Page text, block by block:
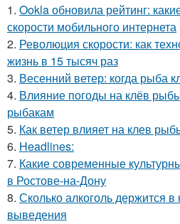
1. Ookla обновила рейтинг:
скорости мобильного интернета
2. Революция скорости: как
жизнь в 15 тысяч раз
3. Весенний ветер: когда рыба
4. Влияние погоды на клёв
рыбакам
5. Как ветер влияет на клев
6. Headlines:
7. Какие современные
в Ростове-на-Дону
8. Сколько алкоголь держится в
выведения